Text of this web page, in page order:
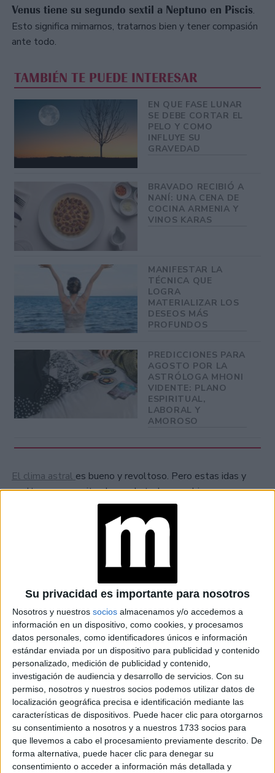
Su privacidad es importante para nosotros
Nosotros y nuestros socios almacenamos y/o accedemos a
información en un dispositivo, como cookies, y procesamos
datos personales, como identificadores únicos e información
estándar enviada por un dispositivo para publicidad y contenido
personalizado, medición de publicidad y contenido,
investigación de audiencia y desarrollo de servicios. Con su
permiso, nosotros y nuestros socios podemos utilizar datos de
localización geográfica precisa e identificación mediante las
características de dispositivos. Puede hacer clic para otorgarnos
su consentimiento a nosotros y a nuestros 1733 socios para
que llevemos a cabo el procesamiento previamente descrito. De
forma alternativa, puede hacer clic para denegar su
consentimiento o acceder a información más detallada y
Venus tiene su segundo sextil a Neptuno en Piscis.
Esto significa mimarnos, tratarnos bien y tener compasión
ante todo.
TAMBIÉN TE PUEDE INTERESAR
EN QUE FASE LUNAR
SE DEBE CORTAR EL
PELO Y COMO
INFLUYE SU
GRAVEDAD
BRAVADO RECIBIÓ A
NANÍ: UNA CENA DE
COCINA ARMENIA Y
VINOS KARAS
MANIFESTAR LA
TÉCNICA QUE
LOGRA
MATERIALIZAR LOS
DESEOS MÁS
PROFUNDOS
PREDICCIONES PARA
AGOSTO POR LA
ASTRÓLOGA MHONI
VIDENTE: PLANO
ESPIRITUAL,
LABORAL Y
AMOROSO
El clima astral es bueno y revoltoso. Pero estas idas y
vueltas nos permiten hacer de todo y cambiar y
transformarnos con toda la energía que necesitamos.
GALERÍA DE IMÁGENES
Accedé a los beneficios para suscriptores
Contenidos exclusivos
Sorteos
Descuentos en publicaciones
Participación en los eventos organizados por